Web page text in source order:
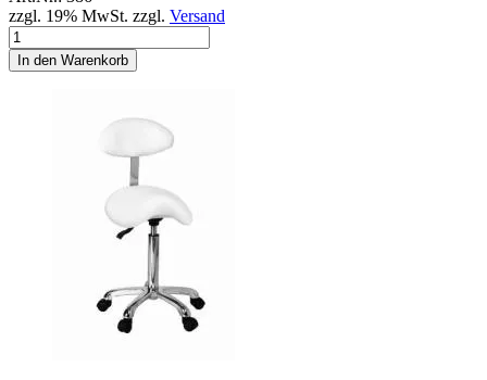
zzgl. 19% MwSt. zzgl. Versand
In den Warenkorb